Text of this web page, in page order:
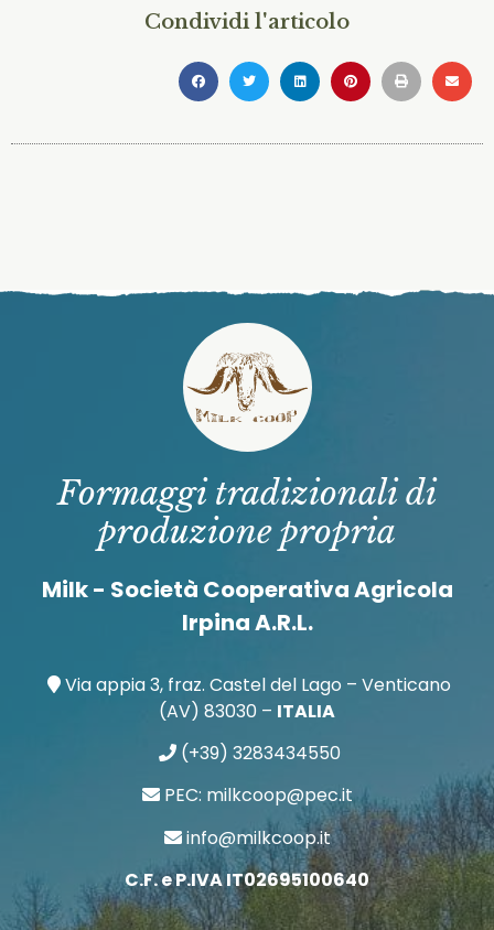
Condividi l'articolo
Formaggi tradizionali di
produzione propria
Milk - Società Cooperativa Agricola
Irpina A.R.L.
Via appia 3, fraz. Castel del Lago – Venticano
(AV) 83030 – ITALIA
(+39) 3283434550
PEC: milkcoop@pec.it
info@milkcoop.it
C.F. e P.IVA IT02695100640